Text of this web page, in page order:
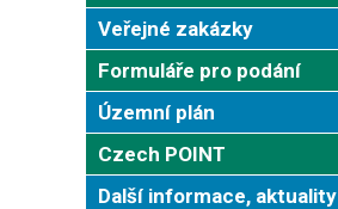
Veřejné zakázky
Formuláře pro podání
Územní plán
Czech POINT
Další informace, aktuality